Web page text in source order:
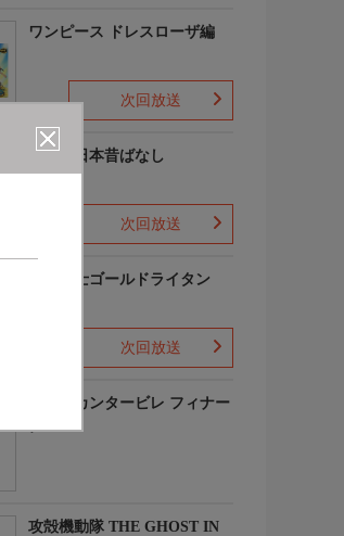
ワンピース ドレスローザ編
次回放送
まんが日本昔ばなし
次回放送
黄金戦士ゴールドライタン
次回放送
のだめカンタービレ フィナー
レ
攻殻機動隊 THE GHOST IN